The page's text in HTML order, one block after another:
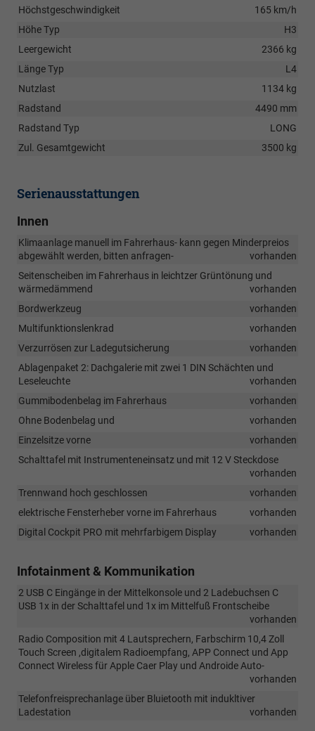
Höchstgeschwindigkeit
165 km/h
Höhe Typ
H3
Leergewicht
2366 kg
Länge Typ
L4
Nutzlast
1134 kg
Radstand
4490 mm
Radstand Typ
LONG
Zul. Gesamtgewicht
3500 kg
Serienausstattungen
Innen
Klimaanlage manuell im Fahrerhaus- kann gegen Minderpreios
abgewählt werden, bitten anfragen-
vorhanden
Seitenscheiben im Fahrerhaus in leichtzer Grüntönung und
wärmedämmend
vorhanden
Bordwerkzeug
vorhanden
Multifunktionslenkrad
vorhanden
Verzurrösen zur Ladegutsicherung
vorhanden
Ablagenpaket 2: Dachgalerie mit zwei 1 DIN Schächten und
Leseleuchte
vorhanden
Gummibodenbelag im Fahrerhaus
vorhanden
Ohne Bodenbelag und
vorhanden
Einzelsitze vorne
vorhanden
Schalttafel mit Instrumenteneinsatz und mit 12 V Steckdose
vorhanden
Trennwand hoch geschlossen
vorhanden
elektrische Fensterheber vorne im Fahrerhaus
vorhanden
Digital Cockpit PRO mit mehrfarbigem Display
vorhanden
Infotainment & Kommunikation
2 USB C Eingänge in der Mittelkonsole und 2 Ladebuchsen C
USB 1x in der Schalttafel und 1x im Mittelfuß Frontscheibe
vorhanden
Radio Composition mit 4 Lautsprechern, Farbschirm 10,4 Zoll
Touch Screen ,digitalem Radioempfang, APP Connect und App
Connect Wireless für Apple Caer Play und Androide Auto-
vorhanden
Telefonfreisprechanlage über Bluietooth mit indukltiver
Ladestation
vorhanden